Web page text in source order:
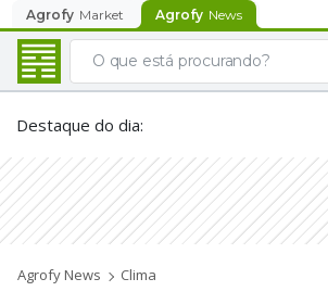
Agrofy Market Agrofy News
Destaque do dia:
Agrofy News Clima